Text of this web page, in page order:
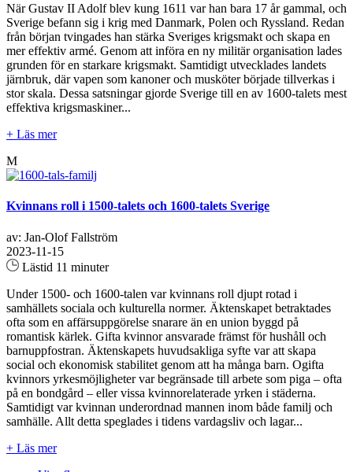
När Gustav II Adolf blev kung 1611 var han bara 17 år gammal, och
Sverige befann sig i krig med Danmark, Polen och Ryssland. Redan
från början tvingades han stärka Sveriges krigsmakt och skapa en
mer effektiv armé. Genom att införa en ny militär organisation lades
grunden för en starkare krigsmakt. Samtidigt utvecklades landets
järnbruk, där vapen som kanoner och musköter började tillverkas i
stor skala. Dessa satsningar gjorde Sverige till en av 1600-talets mest
effektiva krigsmaskiner...
+ Läs mer
M
Kvinnans roll i 1500-talets och 1600-talets Sverige
av: Jan-Olof Fallström
2023-11-15
Lästid 11 minuter
Under 1500- och 1600-talen var kvinnans roll djupt rotad i
samhällets sociala och kulturella normer. Äktenskapet betraktades
ofta som en affärsuppgörelse snarare än en union byggd på
romantisk kärlek. Gifta kvinnor ansvarade främst för hushåll och
barnuppfostran. Äktenskapets huvudsakliga syfte var att skapa
social och ekonomisk stabilitet genom att ha många barn. Ogifta
kvinnors yrkesmöjligheter var begränsade till arbete som piga – ofta
på en bondgård – eller vissa kvinnorelaterade yrken i städerna.
Samtidigt var kvinnan underordnad mannen inom både familj och
samhälle. Allt detta speglades i tidens vardagsliv och lagar...
+ Läs mer